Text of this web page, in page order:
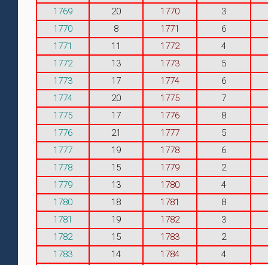
1769
20 1770
3
1770
8 1771
6
1771
11 1772
4
1772
13 1773
5
1773
17 1774
6
1774
20 1775
7
1775
17 1776
8
1776
21 1777
5
1777
19 1778
6
1778
15 1779
2
1779
13 1780
4
1780
18 1781
8
1781
19 1782
3
1782
15 1783
2
1783
14 1784
4